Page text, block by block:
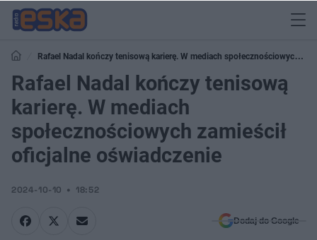
Rafael Nadal kończy tenisową karierę. W mediach społecznościowych
zamieścił oficjalne oświadczenie
Rafael Nadal kończy tenisową
karierę. W mediach
społecznościowych zamieścił
oficjalne oświadczenie
2024-10-10 18:52
Dodaj do Google